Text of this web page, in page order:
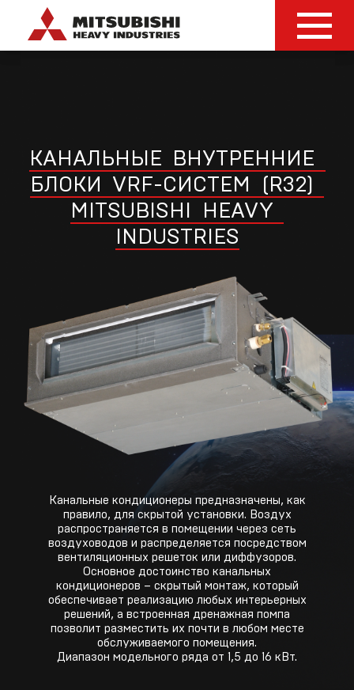
КАНАЛЬНЫЕ
ВНУТРЕННИЕ
БЛОКИ
VRF-СИСТЕМ
(R32)
MITSUBISHI
HEAVY
INDUSTRIES
Канальные кондиционеры предназначены, как
правило, для скрытой установки. Воздух
распространяется в помещении через сеть
воздуховодов и распределяется посредством
вентиляционных решеток или диффузоров.
Основное достоинство канальных
кондиционеров – скрытый монтаж, который
обеспечивает реализацию любых интерьерных
решений, а встроенная дренажная помпа
позволит разместить их почти в любом месте
обслуживаемого помещения.
Диапазон модельного ряда от 1,5 до 16 кВт.